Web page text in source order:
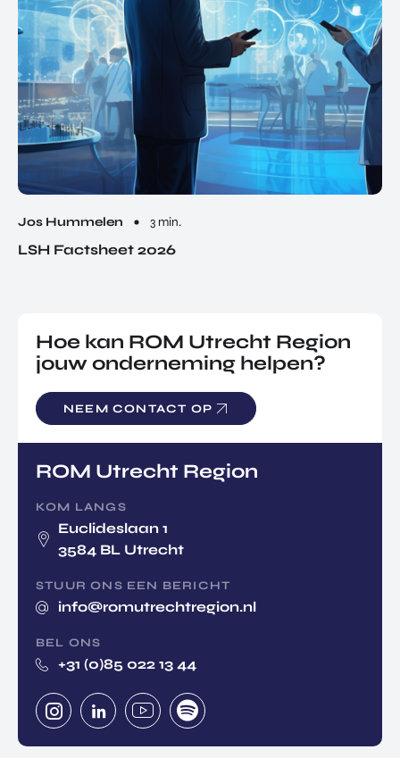
Jos Hummelen 3 min.
LSH Factsheet 2026
Hoe kan ROM Utrecht Region
jouw onderneming helpen?
NEEM CONTACT OP
ROM Utrecht Region
KOM LANGS
Euclideslaan 1
3584 BL Utrecht
STUUR ONS EEN BERICHT
info@romutrechtregion.nl
BEL ONS
+31 (0)85 022 13 44